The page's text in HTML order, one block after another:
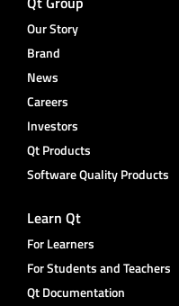
Our Story
Brand
News
Careers
Investors
Qt Products
Software Quality Products
Learn Qt
For Learners
For Students and Teachers
Qt Documentation